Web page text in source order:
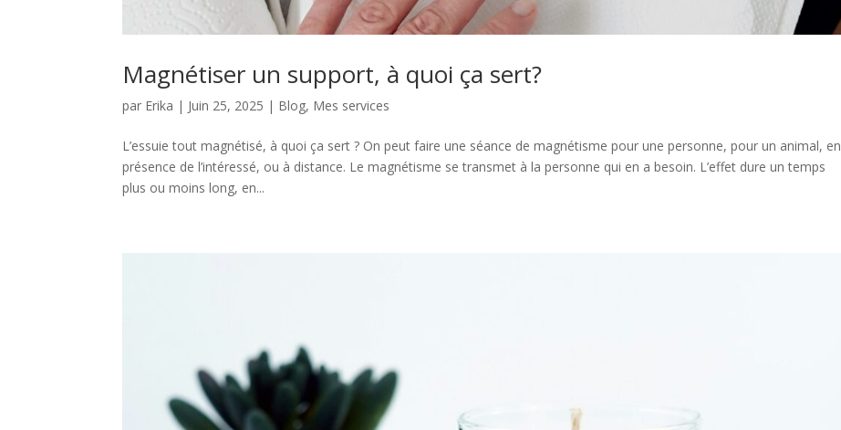
Magnétiser un support, à quoi ça sert?
par Erika | Juin 25, 2025 | Blog, Mes services
L’essuie tout magnétisé, à quoi ça sert ? On peut faire une séance de magnétisme pour une personne, pour un animal, en
présence de l’intéressé, ou à distance. Le magnétisme se transmet à la personne qui en a besoin. L’effet dure un temps
plus ou moins long, en...